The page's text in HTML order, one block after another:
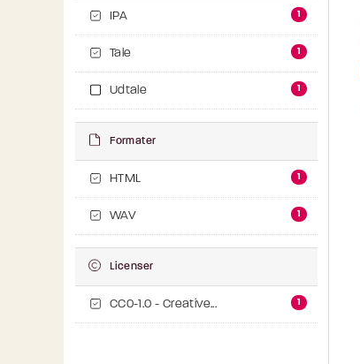
IPA 1
Tale 1
Udtale 1
Formater
HTML 1
WAV 1
Licenser
CC0-1.0 - Creative... 1